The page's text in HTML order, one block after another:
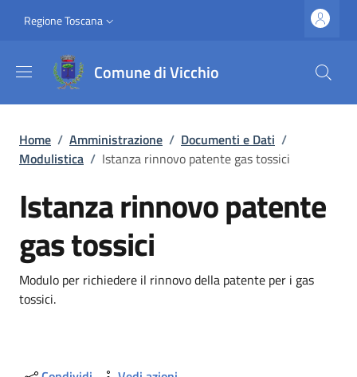
Slim top
Regione Toscana
Comune di Vicchio
Briciole di pane
Home / Amministrazione / Documenti e Dati /
Modulistica / Istanza rinnovo patente gas tossici
Istanza rinnovo patente
gas tossici
Dettagli
Modulo per richiedere il rinnovo della patente per i gas
tossici.